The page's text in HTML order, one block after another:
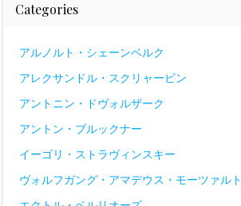
Categories
アルノルト・シェーンベルク
アレクサンドル・スクリャービン
アントニン・ドヴォルザーク
アントン・ブルックナー
イーゴリ・ストラヴィンスキー
ヴォルフガング・アマデウス・モーツァルト